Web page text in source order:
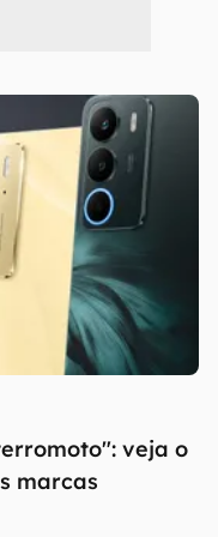
veja o
marcas